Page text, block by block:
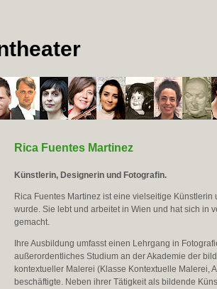
Rica Fuentes Martinez
Künstlerin, Designerin und Fotografin.
Rica Fuentes Martinez ist eine vielseitige
wurde. Sie lebt und arbeitet in Wien und hat sich in
gemacht.
Ihre Ausbildung umfasst einen Lehrgang in
außerordentliches Studium an der Akademie der
kontextueller Malerei (Klasse Kontextuelle Malerei,
beschäftigte. Neben ihrer Tätigkeit als bildende